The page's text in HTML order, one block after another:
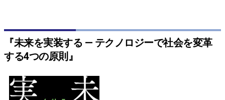
『未来を実装する ― テクノロジーで社会を変革
する4つの原則』